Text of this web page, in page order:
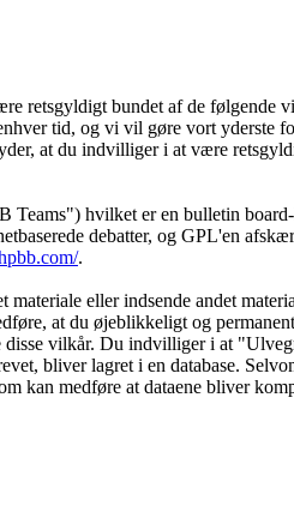
retsgyldigt bundet af de følgende
tid, og vi vil gøre vort yderste
at du indvilliger i at være
hvilket er en bulletin
debatter, og GPL'en
.
eller indsende andet
at du øjeblikkeligt og
vilkår. Du indvilliger i at
bliver lagret i en database.
kan medføre at dataene bliver